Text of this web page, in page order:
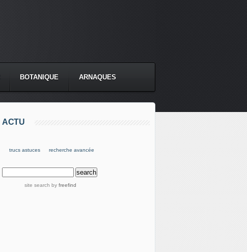
BOTANIQUE ARNAQUES
ACTU
trucs astuces recherche avancée
site search by freefind